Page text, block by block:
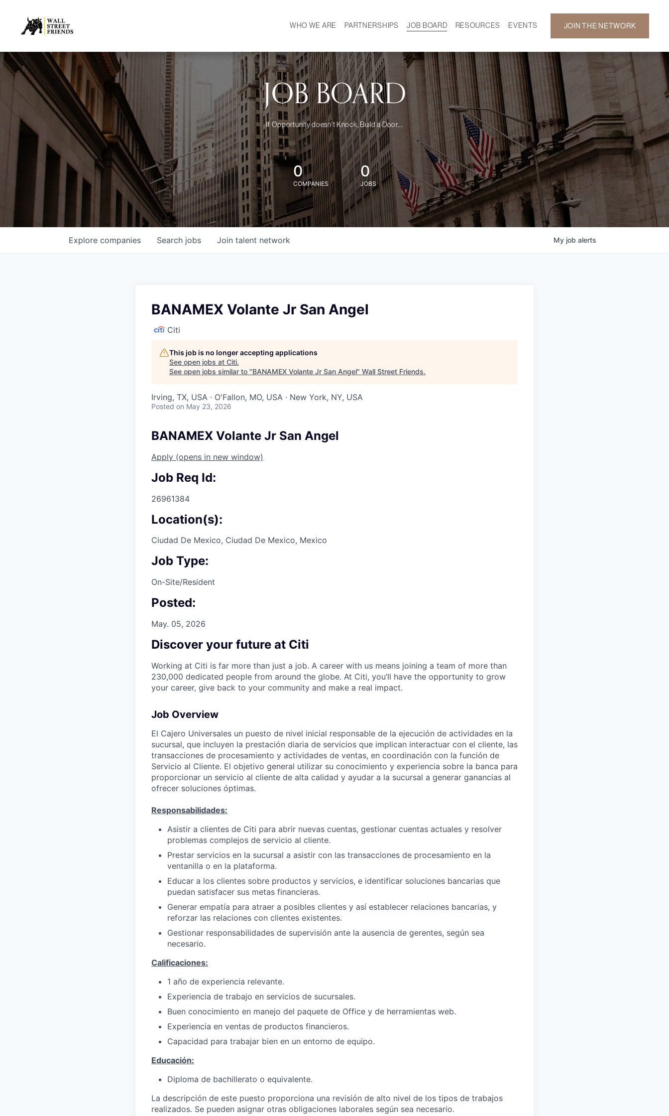
WHO WE ARE
MISSION
OUR TEAM
DEMOGRAPHICS
PARTNERSHIPS JOB BOARD
RESOURCES
CAREER DEVELOPMENT
NEWS
EVENTS
GALLERY
JOIN THE NETWORK
JOB BOARD
If Opportunity doesn't Knock, Build a Door....
0
COMPANIES
0
JOBS
Search jobs
Explore companies Join talent network My job alerts
BANAMEX Volante Jr San Angel
Citi
This job is no longer accepting applications
See open jobs at Citi.
See open jobs similar to "BANAMEX Volante Jr San Angel" Wall Street Friends.
Irving, TX, USA · O'Fallon, MO, USA · New York, NY, USA
Posted on May 23, 2026
BANAMEX Volante Jr San Angel
Apply (opens in new window)
Job Req Id:
26961384
Location(s):
Ciudad De Mexico, Ciudad De Mexico, Mexico
Job Type:
On-Site/Resident
Posted:
May. 05, 2026
Discover your future at Citi
Working at Citi is far more than just a job. A career with us means joining a team of more than
230,000 dedicated people from around the globe. At Citi, you’ll have the opportunity to grow
your career, give back to your community and make a real impact.
Job Overview
El Cajero Universales un puesto de nivel inicial responsable de la ejecución de actividades en la
sucursal, que incluyen la prestación diaria de servicios que implican interactuar con el cliente, las
transacciones de procesamiento y actividades de ventas, en coordinación con la función de
Servicio al Cliente. El objetivo general utilizar su conocimiento y experiencia sobre la banca para
proporcionar un servicio al cliente de alta calidad y ayudar a la sucursal a generar ganancias al
ofrecer soluciones óptimas.
Responsabilidades:
Asistir a clientes de Citi para abrir nuevas cuentas, gestionar cuentas actuales y resolver
problemas complejos de servicio al cliente.
Prestar servicios en la sucursal a asistir con las transacciones de procesamiento en la
ventanilla o en la plataforma.
Educar a los clientes sobre productos y servicios, e identificar soluciones bancarias que
puedan satisfacer sus metas financieras.
Generar empatía para atraer a posibles clientes y así establecer relaciones bancarias, y
reforzar las relaciones con clientes existentes.
Gestionar responsabilidades de supervisión ante la ausencia de gerentes, según sea
necesario.
Calificaciones:
1 año de experiencia relevante.
Experiencia de trabajo en servicios de sucursales.
Buen conocimiento en manejo del paquete de Office y de herramientas web.
Experiencia en ventas de productos financieros.
Capacidad para trabajar bien en un entorno de equipo.
Educación:
Diploma de bachillerato o equivalente.
La descripción de este puesto proporciona una revisión de alto nivel de los tipos de trabajos
realizados. Se pueden asignar otras obligaciones laborales según sea necesario.